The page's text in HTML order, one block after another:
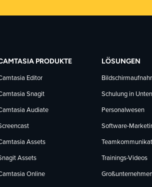
PRODUKTE
Editor
Snagit
Audiate
Assets
Assets
Online
LÖSUNGEN
Schulung in
Personalwesen
Software-
Trainings-Videos